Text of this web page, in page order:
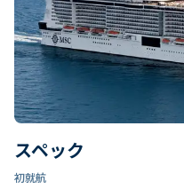
スペック
初就航